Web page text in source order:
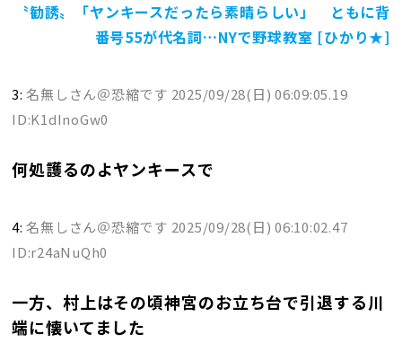
〝勧誘〟「ヤンキースだったら素晴らしい」 ともに背
番号55が代名詞…NYで野球教室 [ひかり★]
3:名無しさん＠恐縮です 2025/09/28(日) 06:09:05.19
ID:K1dInoGw0
何処護るのよヤンキースで
4:名無しさん＠恐縮です 2025/09/28(日) 06:10:02.47
ID:r24aNuQh0
一方、村上はその頃神宮のお立ち台で引退する川
端に懐いてました